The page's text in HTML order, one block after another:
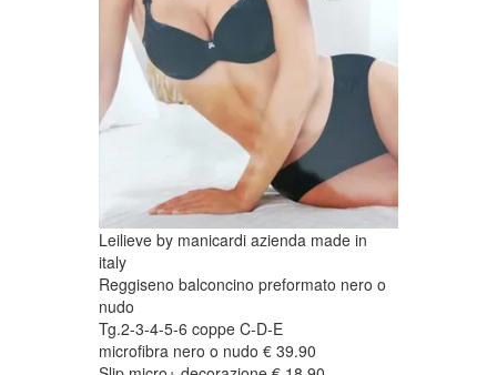
Leilieve by manicardi azienda made in
italy
Reggiseno balconcino preformato nero o
nudo
Tg.2-3-4-5-6 coppe C-D-E
microfibra nero o nudo € 39.90